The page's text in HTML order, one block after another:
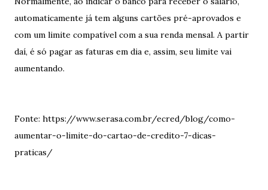
automaticamente já tem alguns cartões pré-aprovados e
com um limite compatível com a sua renda mensal. A partir
daí, é só pagar as faturas em dia e, assim, seu limite vai
aumentando.
Fonte: https://www.serasa.com.br/ecred/blog/como-
aumentar-o-limite-do-cartao-de-credito-7-dicas-
praticas/